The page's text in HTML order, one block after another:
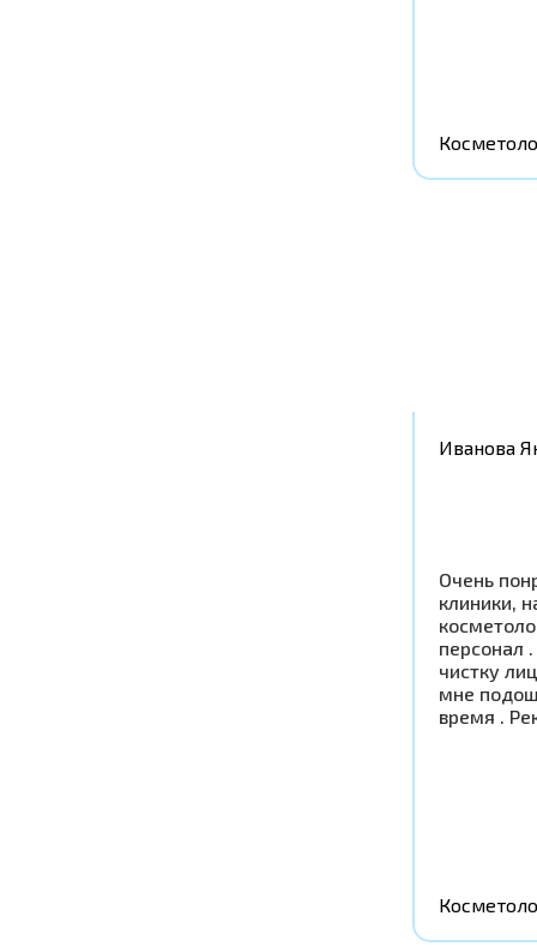
Иванова
Очень
клиники,
персонал
чистку
мне
время .